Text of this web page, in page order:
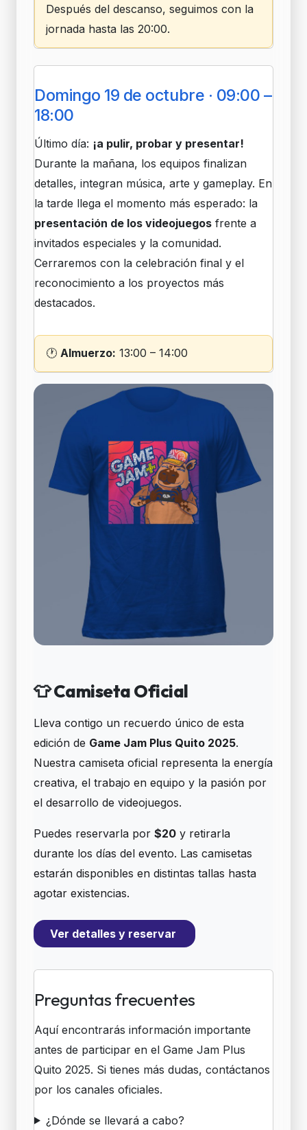
Después del descanso, seguimos con la
jornada hasta las 20:00.
Domingo 19 de octubre · 09:00 –
18:00
Último día: ¡a pulir, probar y presentar!
Durante la mañana, los equipos finalizan
detalles, integran música, arte y gameplay. En
la tarde llega el momento más esperado: la
presentación de los videojuegos frente a
invitados especiales y la comunidad.
Cerraremos con la celebración final y el
reconocimiento a los proyectos más
destacados.
🕐 Almuerzo: 13:00 – 14:00
👕 Camiseta Oficial
Lleva contigo un recuerdo único de esta
edición de Game Jam Plus Quito 2025.
Nuestra camiseta oficial representa la energía
creativa, el trabajo en equipo y la pasión por
el desarrollo de videojuegos.
Puedes reservarla por $20 y retirarla
durante los días del evento. Las camisetas
estarán disponibles en distintas tallas hasta
agotar existencias.
Ver detalles y reservar
Preguntas frecuentes
Aquí encontrarás información importante
antes de participar en el Game Jam Plus
Quito 2025. Si tienes más dudas, contáctanos
por los canales oficiales.
¿Dónde se llevará a cabo?